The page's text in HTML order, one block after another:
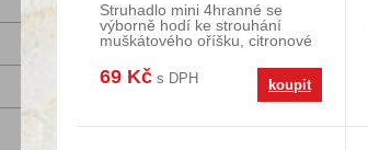
Struhadlo mini 4hranné se
výborně hodí ke strouhání
muškátového oříšku, citronové
69 Kč s DPH koupit